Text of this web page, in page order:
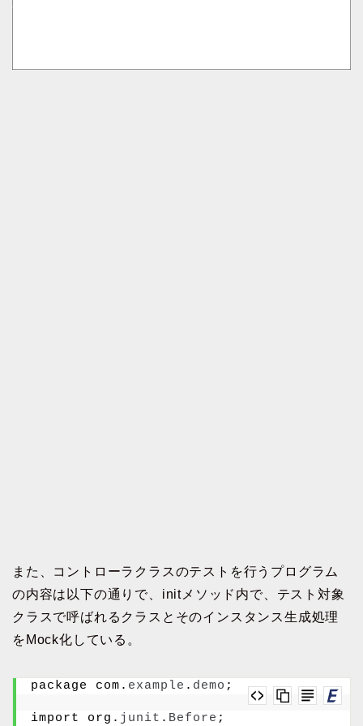
また、コントローラクラスのテストを行うプログラム
の内容は以下の通りで、initメソッド内で、テスト対象
クラスで呼ばれるクラスとそのインスタンス生成処理
をMock化している。
package com. example . demo ;
import org. junit . Before ;